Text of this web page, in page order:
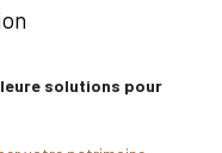
solutions pour